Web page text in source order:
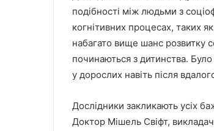
подібності між людьми з
когнітивних процесах, таких
набагато вище шанс розвитку
починаються з дитинства.
у дорослих навіть після
Дослідники закликають усіх
Доктор Мішель Свіфт,